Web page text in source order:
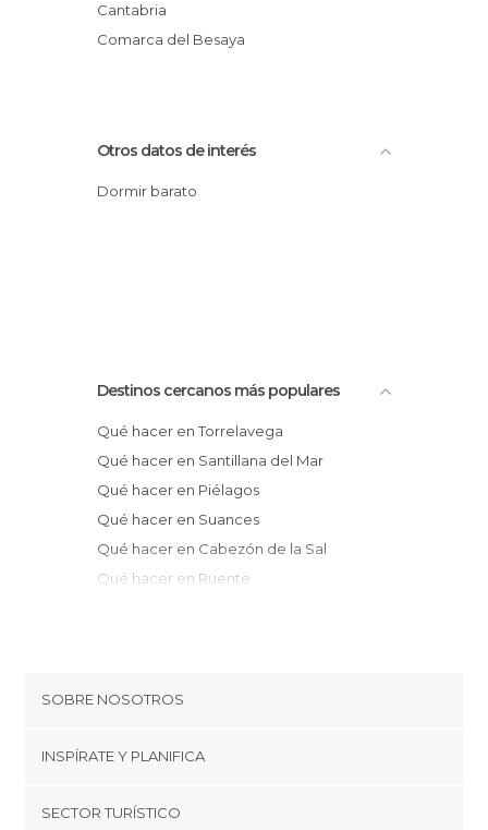
Cantabria
Comarca del Besaya
Otros datos de interés
Dormir barato
Destinos cercanos más populares
Qué hacer en Torrelavega
Qué hacer en Santillana del Mar
Qué hacer en Piélagos
Qué hacer en Suances
Qué hacer en Cabezón de la Sal
Qué hacer en Ruente
Qué hacer en Barcena Mayor
Qué hacer en Selaya
Qué hacer en Liérganes
SOBRE NOSOTROS
Cookies
Términos y condiciones
INSPÍRATE Y PLANIFICA
SECTOR TURÍSTICO